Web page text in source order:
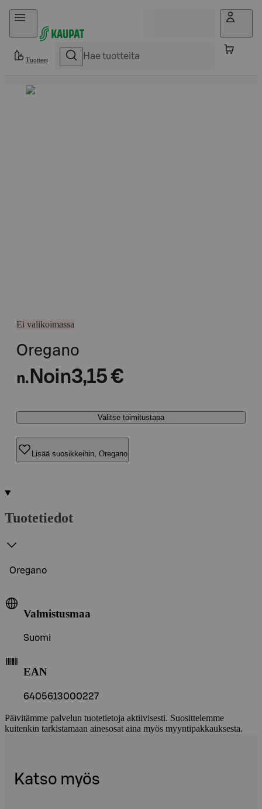
Hyppää sisältöön
Tuotteet
Ei valikoimassa
Oregano
n. Noin3,15 €
Valitse toimitustapa
Lisää suosikkeihin, Oregano
Tuotetiedot
Oregano
Valmistusmaa
Suomi
EAN
6405613000227
Päivitämme palvelun tuotetietoja aktiivisesti. Suosittelemme
kuitenkin tarkistamaan ainesosat aina myös myyntipakkauksesta.
Katso myös